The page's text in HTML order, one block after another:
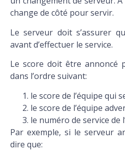
change de côté pour servir.
Le serveur doit s’assurer
avant d’effectuer le service.
Le score doit être annoncé
dans l’ordre suivant:
le score de l’équipe qui
le score de l’équipe
le numéro de service de
Par exemple, si le serveur
dire que: